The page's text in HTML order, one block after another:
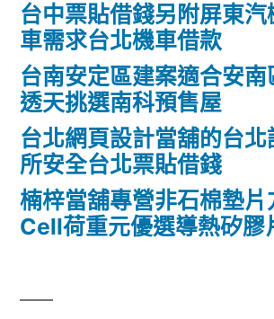
台中票貼借錢另附屏東汽
車需求台北機車借款
台南安定區建案適合安
透天挑選南科預售屋
台北網頁設計當舖的台
所安全台北票貼借錢
楠梓當舖專營非石棉墊
Cell荷重元優選導熱矽膠